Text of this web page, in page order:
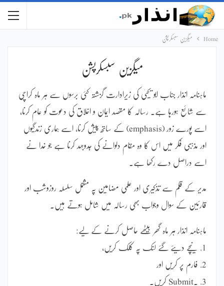
Home میگزین سبسکرپشن
میگزین سبسکرپشن
ماہنامہ انذار جناب ابو یحییٰ کی زیرادارت گزشتہ کئی برسوں سے ہر ماہ کراچی
سے شائع ہورہا ہے۔ رسالہ کا مقصد ایمان و اخلاق کی دعوت کو عام کرنا،
اسے پورے زور (emphasis) کے ساتھ پیش کرنا، اسے ہماری زندگیوں
اور مذہبی فکر میں اس کا وہ مقام دلوانے کی جدوجہد کرنا ہے جو خدا نے
اسے دراصل دے رکھا ہے۔
مدیر کے قلم سے تذکیری اور علمی مضامین پہ مشتمل سلسلہ روزوشب اور
قارئین کے سوال وجواب بھی رسالہ میں شامل ہوتے ہیں۔
ماہنامہ انذار ہر ماہ گھر بیٹھے حاصل کرنے کے لیے:
1. نیچے دیئے گئے لنک پہ کلک کریں،
2. فارم پر کریں اور
3. ۔Submit کریں۔